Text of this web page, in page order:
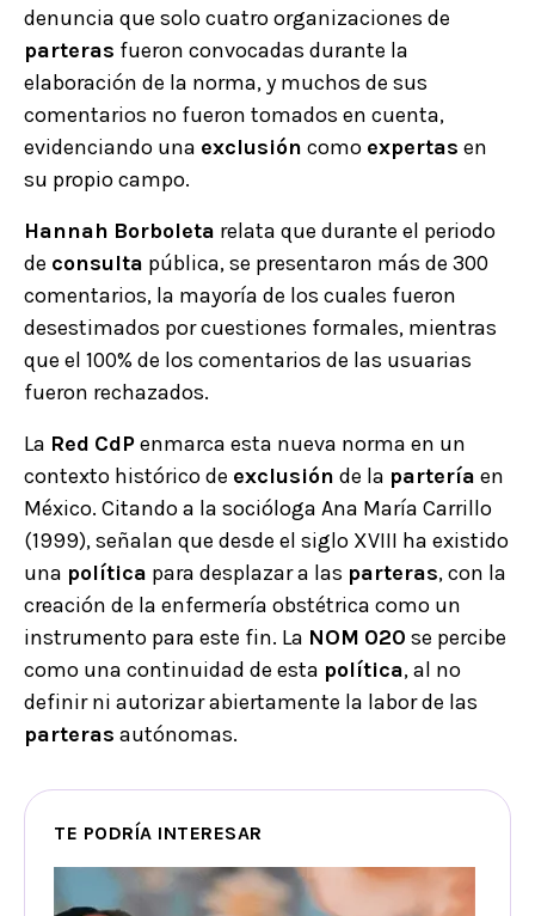
denuncia que solo cuatro organizaciones de
parteras fueron convocadas durante la
elaboración de la norma, y muchos de sus
comentarios no fueron tomados en cuenta,
evidenciando una exclusión como expertas en
su propio campo.
Hannah Borboleta relata que durante el periodo
de consulta pública, se presentaron más de 300
comentarios, la mayoría de los cuales fueron
desestimados por cuestiones formales, mientras
que el 100% de los comentarios de las usuarias
fueron rechazados.
La Red CdPenmarca esta nueva norma en un
contexto histórico de exclusión de la partería en
México. Citando a la socióloga Ana María Carrillo
(1999), señalan que desde el siglo XVIII ha existido
una política para desplazar a las parteras, con la
creación de la enfermería obstétrica como un
instrumento para este fin. La NOM 020 se percibe
como una continuidad de esta política, al no
definir ni autorizar abiertamente la labor de las
parteras autónomas.
TE PODRÍA INTERESAR